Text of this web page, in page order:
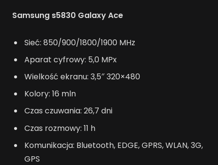
Samsung s5830 Galaxy Ace
Sieć: 850/900/1800/1900 MHz
Aparat cyfrowy: 5,0 MPx
Wielkość ekranu: 3,5″ 320×480
Kolory: 16 mln
Czas czuwania: 26,7 dni
Czas rozmowy: 11 h
Komunikacja: Bluetooth, EDGE, GPRS, WLAN, 3G,
GPS